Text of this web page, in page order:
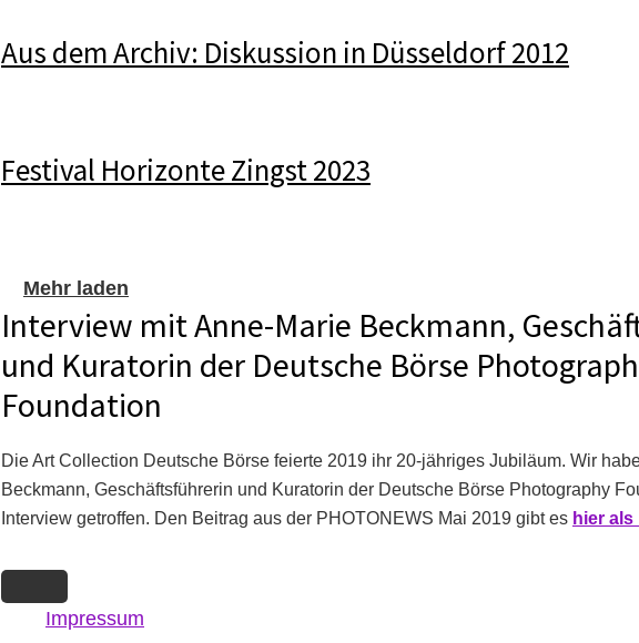
Aus dem Archiv: Diskussion in Düsseldorf 2012
Festival Horizonte Zingst 2023
Mehr laden
Interview mit Anne-Marie Beckmann,
und Kuratorin der Deutsche Börse
Foundation
Die Art Collection Deutsche Börse feierte 2019 ihr 20-jähriges Jubiläum. Wir
Beckmann, Geschäftsführerin und Kuratorin der Deutsche Börse Photography
Interview getroffen. Den Beitrag aus der PHOTONEWS Mai 2019 gibt es hier als
Impressum